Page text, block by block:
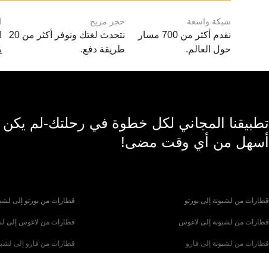
شبكة واسعة
نقدم أكثر من 700 مسار
حول العالم.
حجز مريح
نتحدث لغتك ونوفر أكثر من 20
طريقة دفع.
تطبيقنا المجاني لكل خطوة في رحلتك-لم
أسهل من أي وقت مضى!
قطارات من لشبونة إلى بورتو قطارات من بورتو إلى
قطارات من لشبونة إلى لاغوس قطارات من لاغوس إلى
قطارات من لشبونة إلى فارو قطارات من فارو إلى